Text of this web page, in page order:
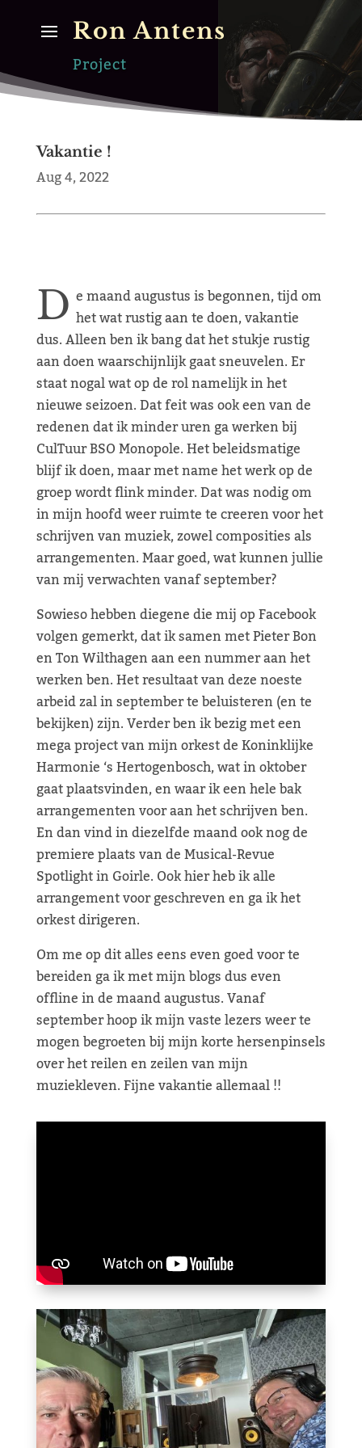
Ron Antens
Project
Vakantie !
Aug 4, 2022
D e maand augustus is begonnen, tijd om
het wat rustig aan te doen, vakantie
dus. Alleen ben ik bang dat het stukje rustig
aan doen waarschijnlijk gaat sneuvelen. Er
staat nogal wat op de rol namelijk in het
nieuwe seizoen. Dat feit was ook een van de
redenen dat ik minder uren ga werken bij
CulTuur BSO Monopole. Het beleidsmatige
blijf ik doen, maar met name het werk op de
groep wordt flink minder. Dat was nodig om
in mijn hoofd weer ruimte te creeren voor het
schrijven van muziek, zowel composities als
arrangementen. Maar goed, wat kunnen jullie
van mij verwachten vanaf september?
Sowieso hebben diegene die mij op Facebook
volgen gemerkt, dat ik samen met Pieter Bon
en Ton Wilthagen aan een nummer aan het
werken ben. Het resultaat van deze noeste
arbeid zal in september te beluisteren (en te
bekijken) zijn. Verder ben ik bezig met een
mega project van mijn orkest de Koninklijke
Harmonie ‘s Hertogenbosch, wat in oktober
gaat plaatsvinden, en waar ik een hele bak
arrangementen voor aan het schrijven ben.
En dan vind in diezelfde maand ook nog de
premiere plaats van de Musical-Revue
Spotlight in Goirle. Ook hier heb ik alle
arrangement voor geschreven en ga ik het
orkest dirigeren.
Om me op dit alles eens even goed voor te
bereiden ga ik met mijn blogs dus even
offline in de maand augustus. Vanaf
september hoop ik mijn vaste lezers weer te
mogen begroeten bij mijn korte hersenpinsels
over het reilen en zeilen van mijn
muziekleven. Fijne vakantie allemaal !!